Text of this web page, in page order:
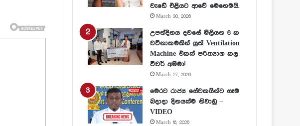
වැඩේ එළියට ආවේ මෙහෙමයි.
March 30, 2026
උපන්දිනය දවසේ මිලියන 6 ක
වටිනාකමකින් යුත් Ventilation
Machine එකක් පරිත්‍යාග කල
ටීචර් අම්මා!
March 27, 2026
මෙරට රාජ්‍ය සේවකයින්ට සෑම
බදාදා දිනයක්ම නිවාඩු –
VIDEO
March 16, 2026